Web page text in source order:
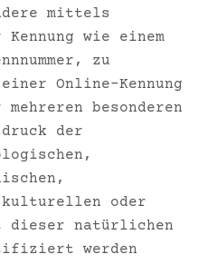
mittels
wie einem
zu
Online-Kennung
besonderen
der
oder
natürlichen
werden